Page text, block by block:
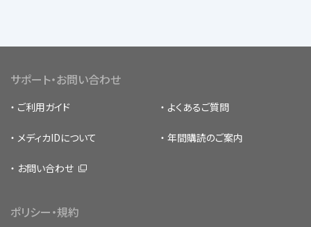
サポート・お問い合わせ
ご利用ガイド よくあるご質問
メディカIDについて 年間購読のご案内
お問い合わせ
ポリシー・規約